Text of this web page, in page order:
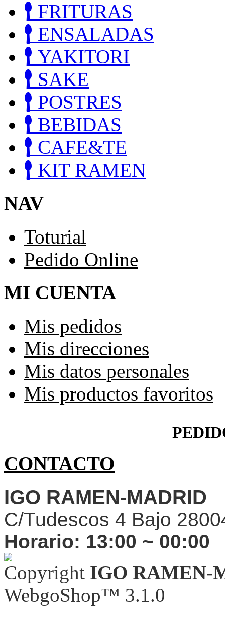
FRITURAS
ENSALADAS
YAKITORI
SAKE
POSTRES
BEBIDAS
CAFE&TE
KIT RAMEN
NAV
Toturial
Pedido Online
MI CUENTA
Mis pedidos
Mis direcciones
Mis datos personales
Mis productos favoritos
CONTACTO
IGO RAMEN-MADRID
C/Tudescos 4 Bajo
Horario: 13:00 ~ 00:00
Copyright IGO RAMEN-
WebgoShop™ 3.1.0